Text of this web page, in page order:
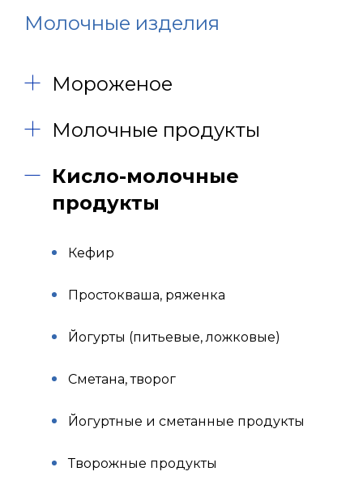
Молочные изделия
Мороженое
Молочные продукты
Кисло-молочные
продукты
Кефир
Простокваша, ряженка
Йогурты (питьевые, ложковые)
Сметана, творог
Йогуртные и сметанные продукты
Творожные продукты